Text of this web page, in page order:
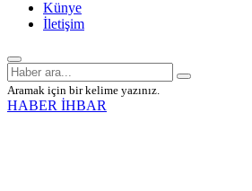
Künye
İletişim
Aramak için bir kelime yazınız.
HABER İHBAR